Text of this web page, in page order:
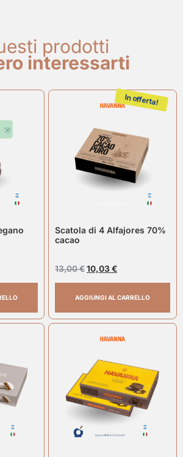
prodotti
interessarti
In offerta!
Scatola di 4 Alfajores 70%
cacao
13,00€10,03€
AGGIUNGI AL CARRELLO